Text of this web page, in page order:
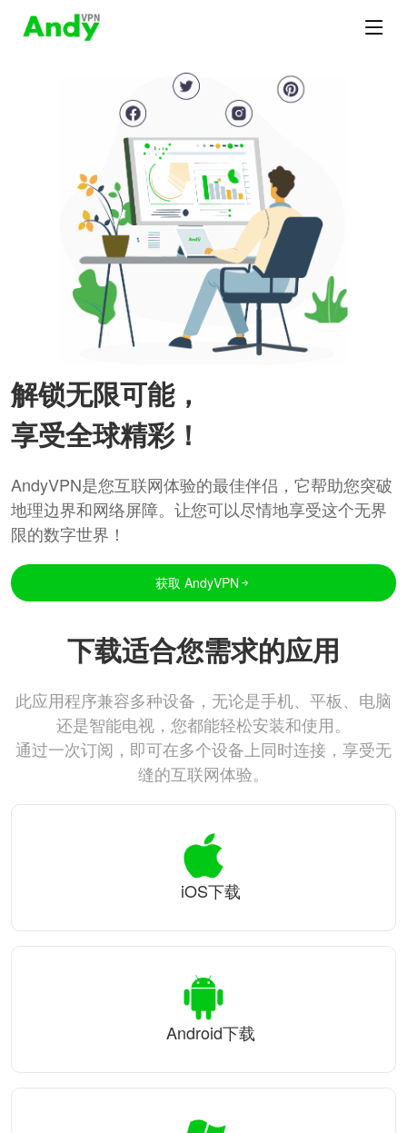
解锁无限可能，
享受全球精彩！
AndyVPN是您互联网体验的最佳伴侣，它帮助您突破
地理边界和网络屏障。让您可以尽情地享受这个无界
限的数字世界！
获取 AndyVPN
下载适合您需求的应用
此应用程序兼容多种设备，无论是手机、平板、电脑
还是智能电视，您都能轻松安装和使用。
通过一次订阅，即可在多个设备上同时连接，享受无
缝的互联网体验。
iOS下载
Android下载